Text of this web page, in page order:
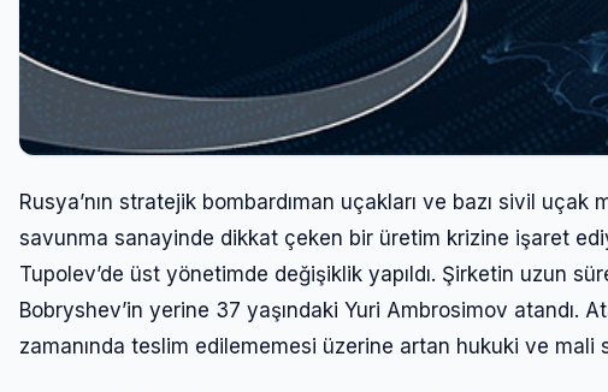
Rusya’nın stratejik bombardıman uçakları ve bazı sivil
savunma sanayinde dikkat çeken bir üretim krizine işaret
Tupolev’de üst yönetimde değişiklik yapıldı. Şirketin uzun
Bobryshev’in yerine 37 yaşındaki Yuri Ambrosimov atandı.
zamanında teslim edilememesi üzerine artan hukuki ve mali